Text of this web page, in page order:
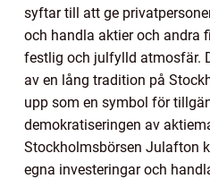
syftar till att ge
och handla aktier och andra
festlig och julfylld atmosfär.
av en lång tradition på
upp som en symbol för
demokratiseringen av
Stockholmsbörsen Julafton
egna investeringar och